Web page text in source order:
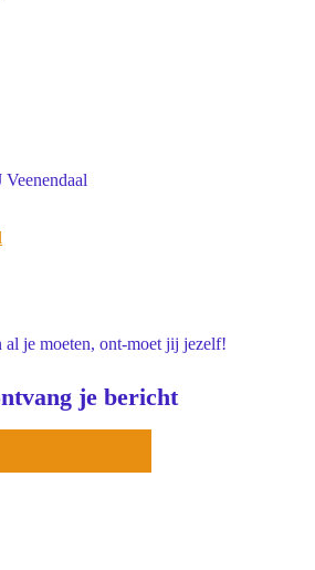
je moeten, ont-moet jij jezelf!
je bericht